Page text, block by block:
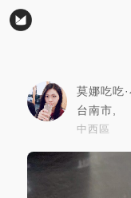
莫娜吃吃
台南市
中西區